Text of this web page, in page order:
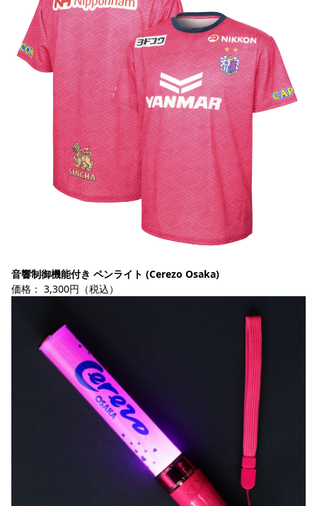
音響制御機能付き ペンライト (Cerezo Osaka)
価格： 3,300円（税込）